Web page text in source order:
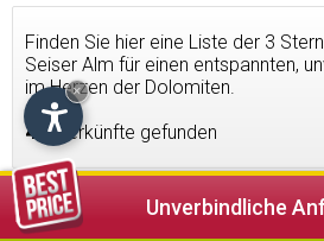
Finden Sie hier eine Liste der 3
Seiser Alm für einen entspannten,
im Herzen der Dolomiten.
4
Unterkünfte gefunden
Unverbindliche
×